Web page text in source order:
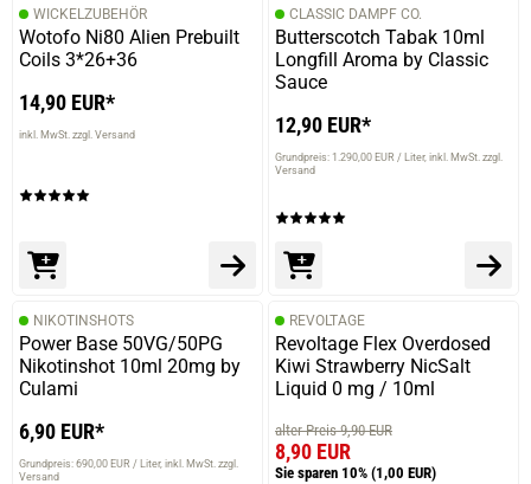
WICKELZUBEHÖR
Wotofo Ni80 Alien Prebuilt
Coils 3*26+36
14,90 EUR*
inkl. MwSt. zzgl. Versand
CLASSIC DAMPF CO.
Butterscotch Tabak 10ml
Longfill Aroma by Classic
Sauce
12,90 EUR*
Grundpreis: 1.290,00 EUR / Liter inkl. MwSt. zzgl.
Versand
NIKOTINSHOTS
Power Base 50VG/50PG
Nikotinshot 10ml 20mg by
Culami
6,90 EUR*
Grundpreis: 690,00 EUR / Liter inkl. MwSt. zzgl.
Versand
REVOLTAGE
Revoltage Flex Overdosed
Kiwi Strawberry NicSalt
Liquid 0 mg / 10ml
alter Preis 9,90 EUR
8,90 EUR
Sie sparen 10% (1,00 EUR)